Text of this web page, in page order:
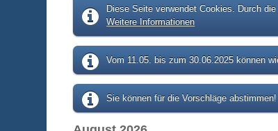
Diese Seite verwendet Cookies. Durch
Weitere Informationen
Vom 11.05. bis zum 30.06.2025 können
Sie können für die Vorschläge abstimmen!